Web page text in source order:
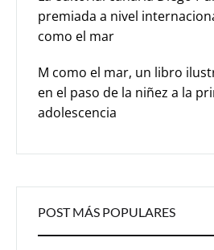
premiada a nivel
como el mar
M como el mar, un libro
en el paso de la niñez a la
adolescencia
POST MÁS POPULARES